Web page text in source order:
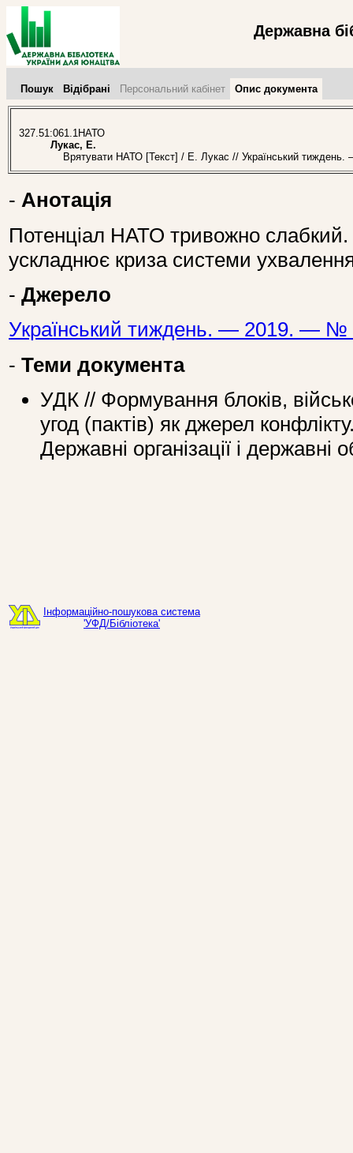
Державна
Пошук Відібрані Персональний кабінет Опис документа
327.51:061.1НАТО
Лукас, Е.
Врятувати НАТО [Текст] / Е. Лукас // Український
- Анотація
Потенціал НАТО тривожно слабкий.
ускладнює криза системи
- Джерело
Український тиждень. — 2019. — №
- Теми документа
УДК // Формування блоків,
угод (пактів) як джерел
Державні організації і державні
Інформаційно-пошукова система
'УФД/Бібліотека'